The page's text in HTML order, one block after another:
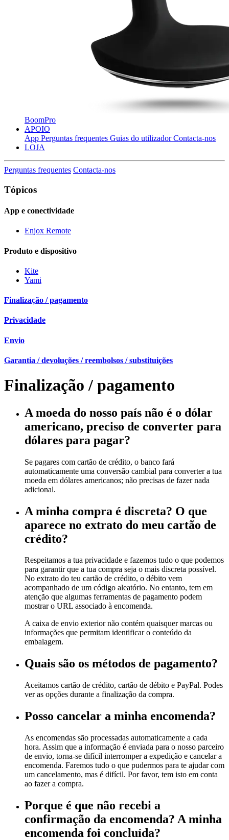
BoomPro
APOIO
App Perguntas frequentes Guias do utilizador Contacta-nos
LOJA
Perguntas frequentes Contacta-nos
Tópicos
App e conectividade
Enjox Remote
Produto e dispositivo
Kite
Yami
Finalização / pagamento
Privacidade
Envio
Garantia / devoluções / reembolsos / substituições
Finalização / pagamento
A moeda do nosso país não é o dólar
americano, preciso de converter para
dólares para pagar?
Se pagares com cartão de crédito, o banco fará
automaticamente uma conversão cambial para converter a tua
moeda em dólares americanos; não precisas de fazer nada
adicional.
A minha compra é discreta? O que
aparece no extrato do meu cartão de
crédito?
Respeitamos a tua privacidade e fazemos tudo o que podemos
para garantir que a tua compra seja o mais discreta possível.
No extrato do teu cartão de crédito, o débito vem
acompanhado de um código aleatório. No entanto, tem em
atenção que algumas ferramentas de pagamento podem
mostrar o URL associado à encomenda.
A caixa de envio exterior não contém quaisquer marcas ou
informações que permitam identificar o conteúdo da
embalagem.
Quais são os métodos de pagamento?
Aceitamos cartão de crédito, cartão de débito e PayPal. Podes
ver as opções durante a finalização da compra.
Posso cancelar a minha encomenda?
As encomendas são processadas automaticamente a cada
hora. Assim que a informação é enviada para o nosso parceiro
de envio, torna-se difícil interromper a expedição e cancelar a
encomenda. Faremos tudo o que pudermos para te ajudar com
um cancelamento, mas é difícil. Por favor, tem isto em conta
ao fazer a compra.
Porque é que não recebi a
confirmação da encomenda? A minha
encomenda foi concluída?